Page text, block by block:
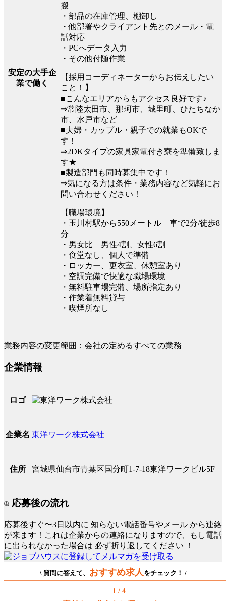
安定の大手企
業で働く
搬
・部品の在庫管理、棚卸し
・他部署やクライアント先とのメール・電
話対応
・PCへデータ入力
・その他付随作業
【採用コーディネーターからお伝えしたい
こと！】
■こんなエリアからもアクセス良好です♪
⇒常陸太田市、那珂市、城里町、ひたちなか
市、水戸市など
■夫婦・カップル・親子での就業もOKで
す！
⇒2DKタイプの家具家電付き寮を準備致しま
す★
■製造部門も同時募集中です！
⇒気になる方は条件・業務内容など気軽にお
問い合わせください！
【職場環境】
・玉川村駅から550メートル 車で2分/徒歩8
分
・男女比 男性4割、女性6割
・食堂なし、個人で準備
・ロッカー、更衣室、休憩室あり
・空調完備で快適な職場環境
・無料駐車場完備、場所指定あり
・作業着無料貸与
・喫煙所なし
業務内容の変更範囲：会社の定めるすべての業務
企業情報
ロゴ
企業名 東洋ワーク株式会社
住所 宮城県仙台市青葉区国分町1-7-18東洋ワークビル5F
応募後の流れ
応募後すぐ〜3日以内に 知らない電話番号やメール から連絡
が来ます！これは企業からの連絡になりますので、もし電話
に出られなかった場合は 必ず折り返してください ！
\ 質問に答えて、 おすすめ求人 をチェック！ /
1 / 4